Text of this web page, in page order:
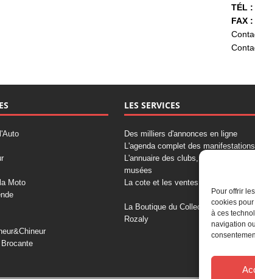
Pour offrir
cookies
à ces
navigation
TÉL :
FAX
Moto
LES SERVICES
Des milliers d'annonces en ligne
L'agenda complet des manifestations
L'annuaire des clubs, professionnels,
musées
La cote et les ventes aux enchères
La Boutique du Collectionneur
Rozaly